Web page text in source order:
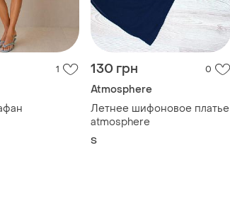
1 130 грн 0
Atmosphere
Летнее шифоновое платье
atmosphere
S